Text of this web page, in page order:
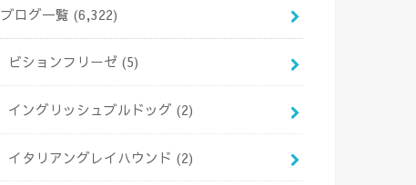
ブログ一覧 (6,322)
ビションフリーゼ (5)
イングリッシュブルドッグ (2)
イタリアングレイハウンド (2)